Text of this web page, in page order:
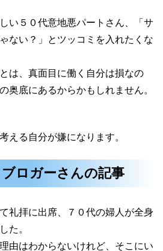
い５０代意地悪パートさん、「サ
ない？」とツッコミを入れたくな
は、真面目に働く自分は損なの
奥底にあるからかもしれません。
える自分が嫌になります。
ロガーさんの記事
礼拝に出席、７０代の婦人が全身
た。
由はわからないけれど、そこにい